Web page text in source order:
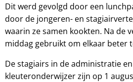
Dit werd gevolgd door een
door de jongeren- en
waarin ze samen kookten. Na de
middag gebruikt om elkaar beter
De stagiairs in de administratie
kleuteronderwijzer zijn op 1